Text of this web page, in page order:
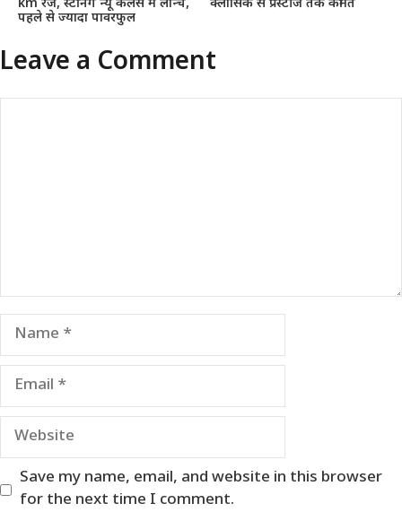
km रेंज, स्टनिंग न्यू कलर्स में लॉन्च,
पहले से ज्यादा पावरफुल
क्लासिक से प्रेस्टीज तक कीमतें
Leave a Comment
Name
Email
Website
Save my name, email, and website in this browser
for the next time I comment.